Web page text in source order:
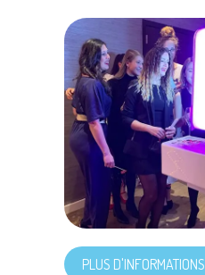
PLUS D'INFORMATIONS